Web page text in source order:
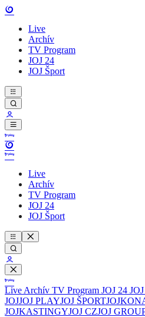
Live
Archív
TV Program
JOJ 24
JOJ Šport
Live
Archív
TV Program
JOJ 24
JOJ Šport
Live Archív TV Program JOJ 24
JOJJOJ PLAYJOJ ŠPORTJOJKO
JOJKASTINGYJOJ CZJOJ